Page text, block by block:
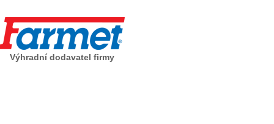
Výhradní dodavatel firmy